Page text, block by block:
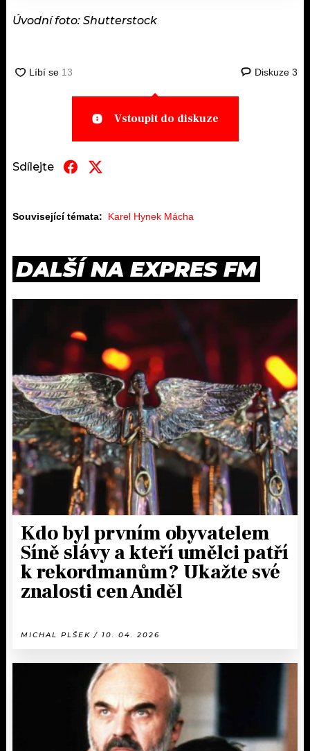
Úvodní foto: Shutterstock
Diskuze 3
Vstoupit do diskuze
Sdílejte
Související témata: Karel Hynek Mácha
DALŠÍ NA EXPRES FM
Kdo byl prvním obyvatelem
Síně slávy a kteří umělci patří
k rekordmanům? Ukažte své
znalosti cen Anděl
MICHAL PLŠEK / 10. 04. 2026